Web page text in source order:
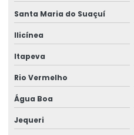
Santa Maria do Suaçuí
Ilicínea
Itapeva
Rio Vermelho
Água Boa
Jequeri